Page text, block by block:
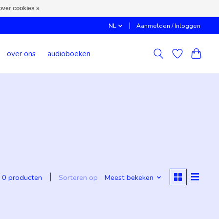
NL Aanmelden / Inloggen
over ons audioboeken
0 producten Sorteren op Meest bekeken
cookies »